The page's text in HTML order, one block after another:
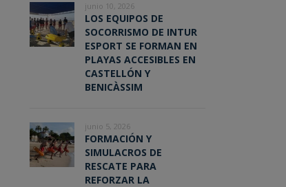
junio 10, 2026
LOS EQUIPOS DE
SOCORRISMO DE INTUR
ESPORT SE FORMAN EN
PLAYAS ACCESIBLES EN
CASTELLÓN Y
BENICÀSSIM
junio 5, 2026
FORMACIÓN Y
SIMULACROS DE
RESCATE PARA
REFORZAR LA